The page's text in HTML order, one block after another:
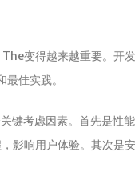
变得越来越重要。开
佳实践。
键考虑因素。首先是
影响用户体验。其次是